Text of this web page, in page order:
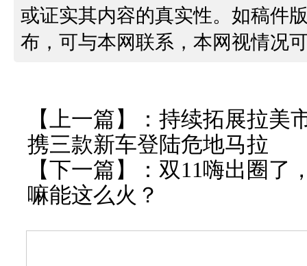
或证实其内容的真实性。如稿件
布，可与本网联系，本网视情况
【上一篇】： 持续拓展拉美
携三款新车登陆危地马拉
【下一篇】： 双11嗨出圈了
嘛能这么火？